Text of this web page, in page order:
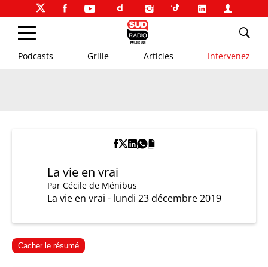
Podcasts Grille Articles Intervenez
La vie en vrai
Par Cécile de Ménibus
La vie en vrai - lundi 23 décembre 2019
Cacher le résumé